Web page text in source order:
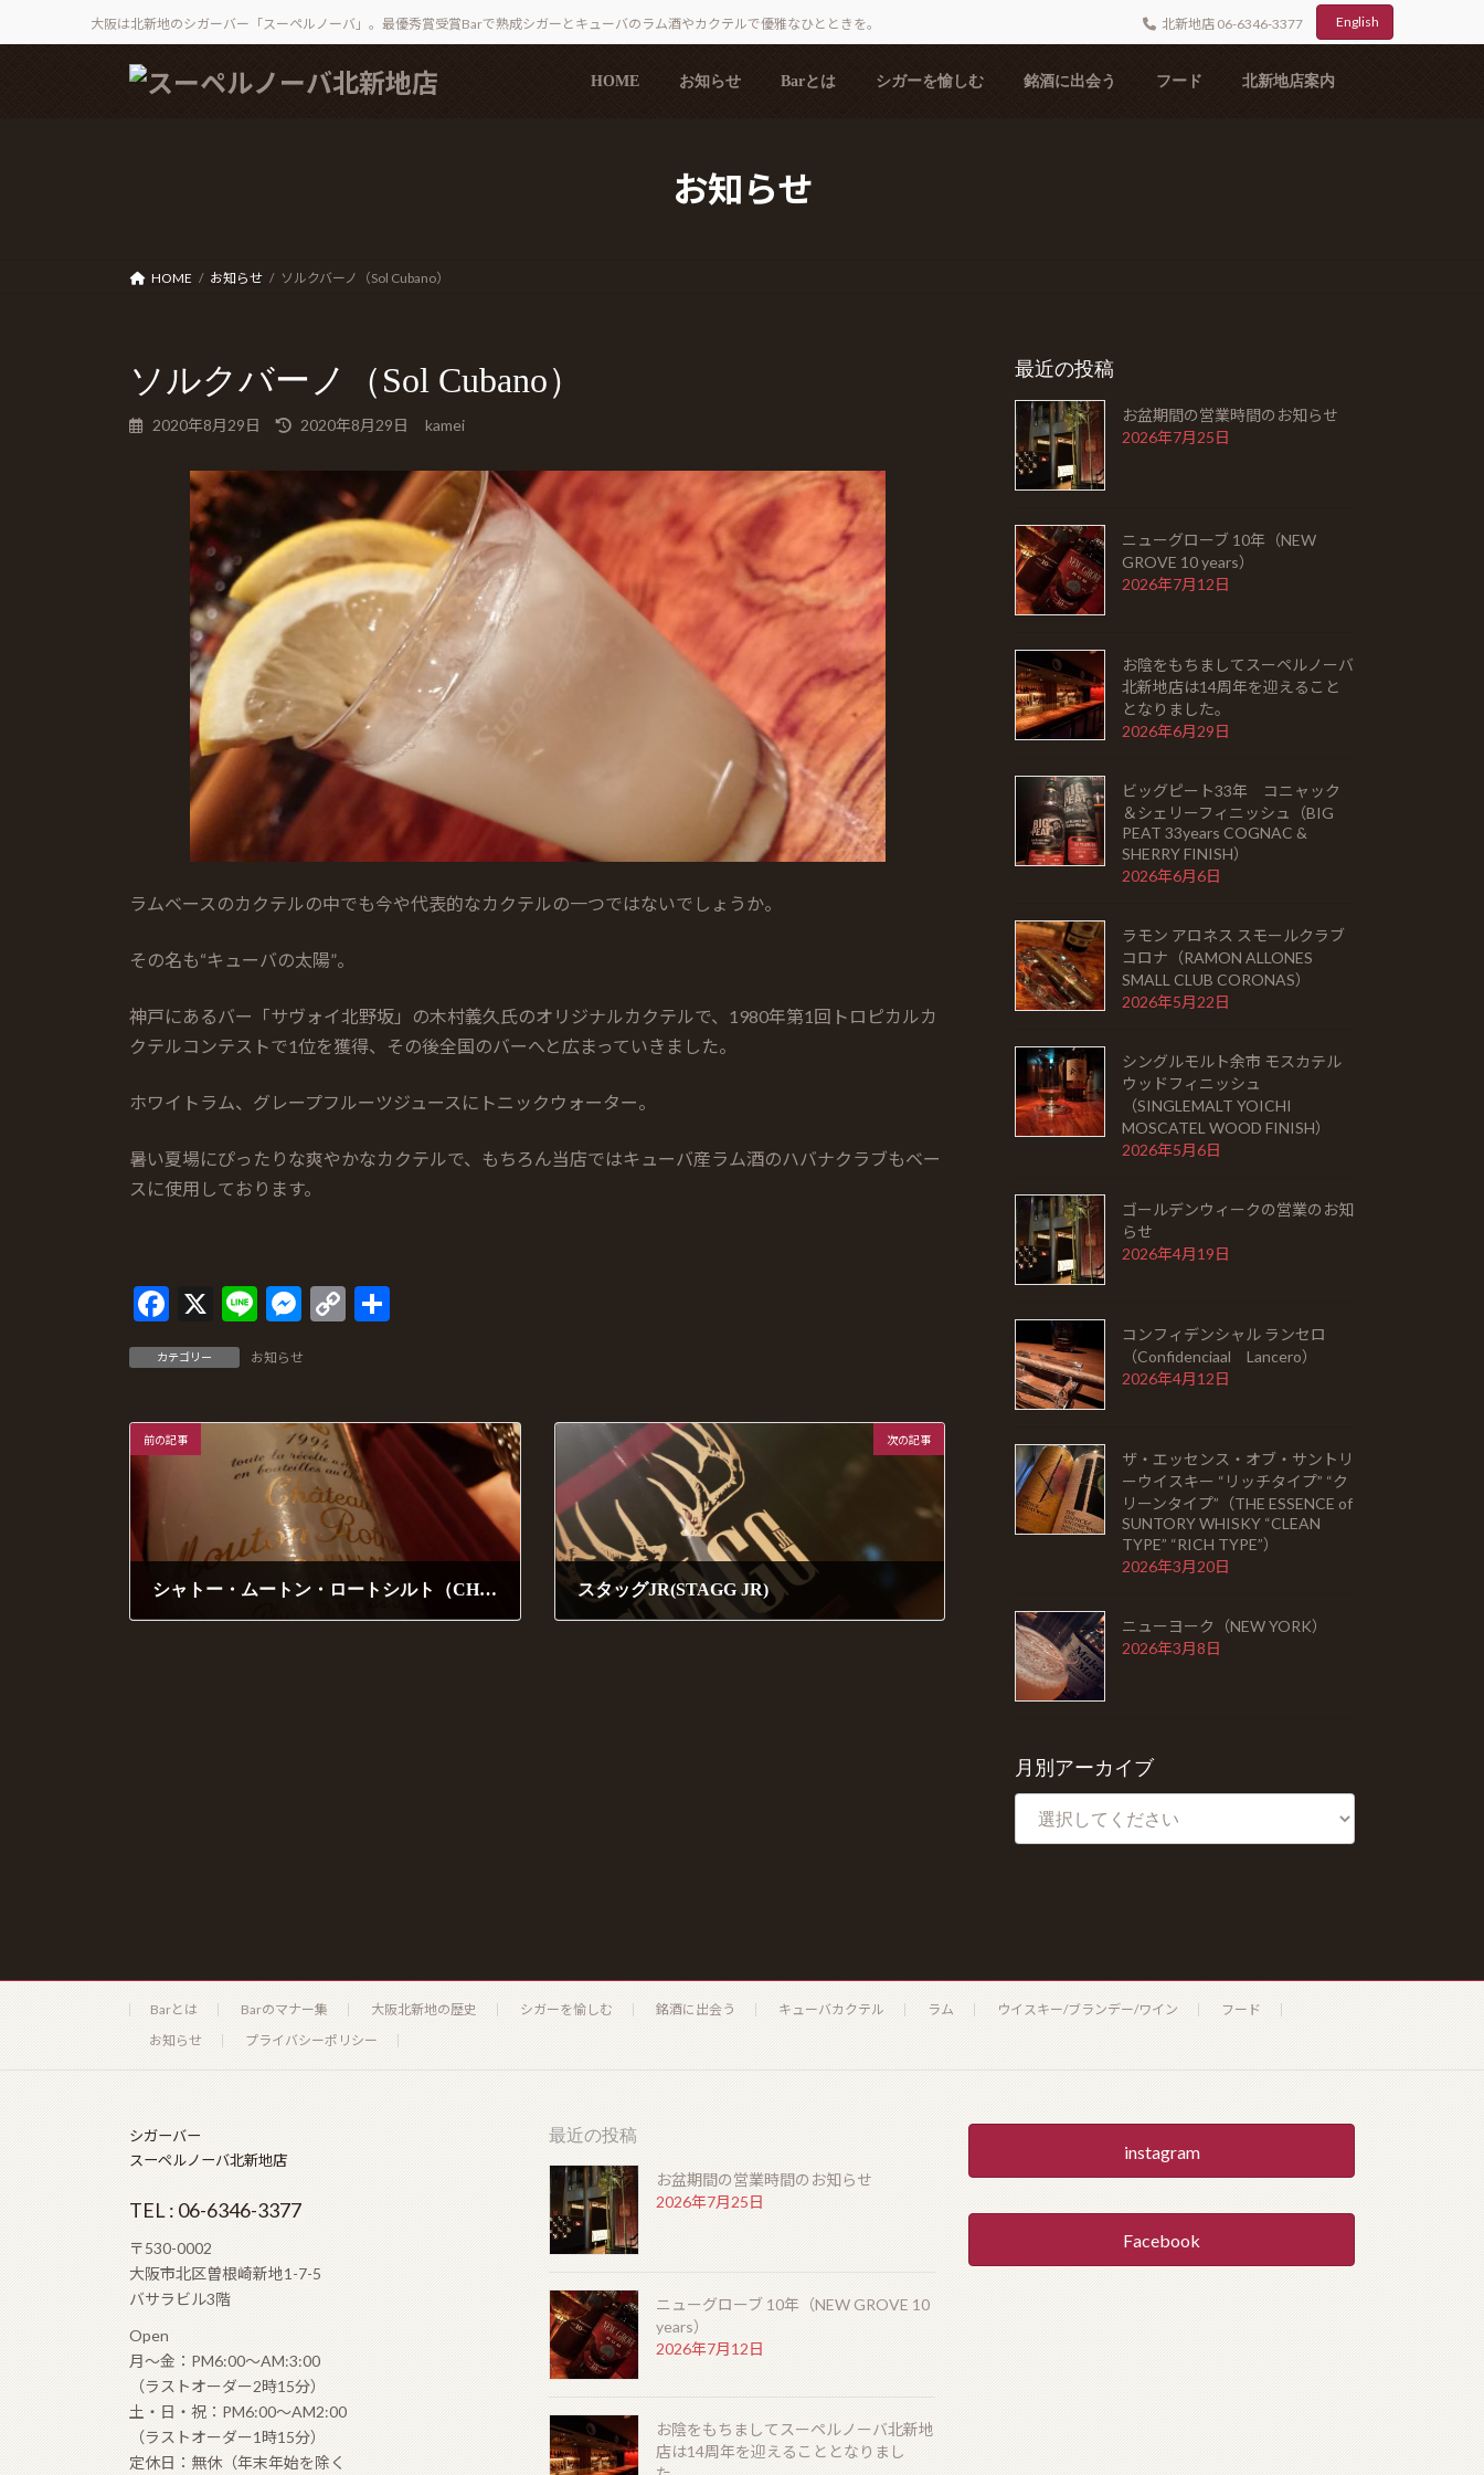
大阪は北新地のシガーバー「スーペルノーバ」。最優秀賞受賞Barで熟成シガーとキューバのラム酒やカクテルで優雅なひとときを。 北新地店 06-6346-3377 English
HOME お知らせ Barとは シガーを愉しむ 銘酒に出会う フード 北新地店案内
お知らせ
HOME お知らせ ソルクバーノ（Sol Cubano）
ソルクバーノ（Sol Cubano）
2020年8月29日
最
時
2020年8月29日 kamei
ラムベースのカクテルの中でも今や代表的なカクテルの一つではないでしょうか。
その名も“キューバの太陽”。
神戸にあるバー「サヴォイ北野坂」の木村義久氏のオリジナルカクテルで、1980年第1回トロピカルカ
クテルコンテストで1位を獲得、その後全国のバーへと広まっていきました。
ホワイトラム、グレープフルーツジュースにトニックウォーター。
暑い夏場にぴったりな爽やかなカクテルで、もちろん当店ではキューバ産ラム酒のハバナクラブもベー
スに使用しております。
F
ac
e
o
X
Li
e
M
g
er
C
Li
n
k
カテゴリー お知らせ
前の記事
シャトー・ムートン・ロートシルト（CHATEAU MOUTON ROTHSCHILD）
次の記事
スタッグJR(STAGG JR)
最近の投稿
お盆期間の営業時間のお知らせ
2026年7月25日
ニューグローブ 10年（NEW
GROVE 10 years）
2026年7月12日
お陰をもちましてスーペルノーバ
北新地店は14周年を迎えること
となりました。
2026年6月29日
ビッグピート33年 コニャック
＆シェリーフィニッシュ（BIG
PEAT 33years COGNAC &
SHERRY FINISH）
2026年6月6日
ラモン アロネス スモールクラブ
コロナ（RAMON ALLONES
SMALL CLUB CORONAS）
2026年5月22日
シングルモルト余市 モスカテル
ウッドフィニッシュ
（SINGLEMALT YOICHI
MOSCATEL WOOD FINISH）
2026年5月6日
ゴールデンウィークの営業のお知
らせ
2026年4月19日
コンフィデンシャル ランセロ
（Confidenciaal Lancero）
2026年4月12日
ザ・エッセンス・オブ・サントリ
ーウイスキー “リッチタイプ” “ク
リーンタイプ”（THE ESSENCE of
SUNTORY WHISKY “CLEAN
TYPE” “RICH TYPE”）
2026年3月20日
ニューヨーク（NEW YORK）
2026年3月8日
月別アーカイブ
Barとは Barのマナー集 大阪北新地の歴史 シガーを愉しむ 銘酒に出会う キューバカクテル ラム ウイスキー/ブランデー/ワイン
フード
お知らせ
プライバシーポリシー
シガーバー
スーペルノーバ北新地店
TEL : 06-6346-3377
〒530-0002
大阪市北区曽根崎新地1-7-5
バサラビル3階
Open
月〜金：PM6:00〜AM:3:00
（ラストオーダー2時15分）
土・日・祝：PM6:00〜AM2:00
（ラストオーダー1時15分）
定休日：無休（年末年始を除く
最近の投稿
お盆期間の営業時間のお知らせ
2026年7月25日
ニューグローブ 10年（NEW GROVE 10
years）
2026年7月12日
お陰をもちましてスーペルノーバ北新地
店は14周年を迎えることとなりまし
instagram
Facebook